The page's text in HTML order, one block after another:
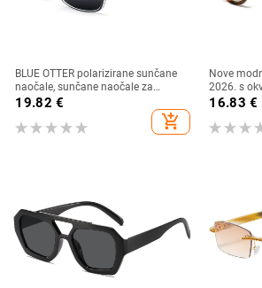
BLUE OTTER polarizirane sunčane
naočale, sunčane naočale za
sportove na otvorenom, sunčane
naočale za plažu, naočale za
ribolov, sunčane naočale za vožnju,
19.82 €
add_shopping_cart
Nove
2026. s
zlatnim
16.83 €